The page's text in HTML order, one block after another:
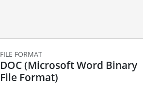
FILE FORMAT
DOC (Microsoft Word Binary
File Format)